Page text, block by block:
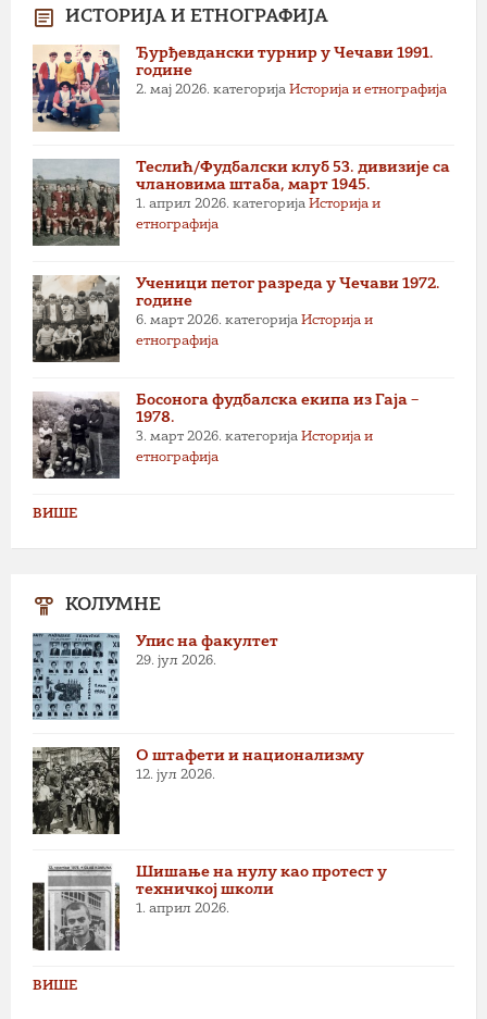
ИСТОРИЈА И ЕТНОГРАФИЈА
Ђурђевдански турнир у Чечави 1991.
године
2. мај 2026. категорија Историја и етнографија
Теслић/Фудбалски клуб 53. дивизије са
члановима штаба, март 1945.
1. април 2026. категорија Историја и
етнографија
Ученици петог разреда у Чечави 1972.
године
6. март 2026. категорија Историја и
етнографија
Босонога фудбалска екипа из Гаја –
1978.
3. март 2026. категорија Историја и
етнографија
ВИШЕ
КОЛУМНЕ
Упис на факултет
29. јул 2026.
О штафети и национализму
12. јул 2026.
Шишање на нулу као протест у
техничкој школи
1. април 2026.
ВИШЕ